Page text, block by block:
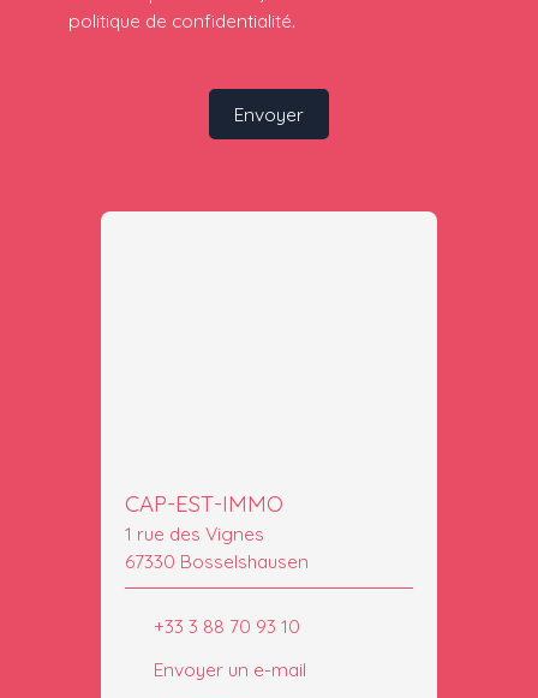
politique de confidentialité.
Envoyer
CAP-EST-IMMO
1 rue des Vignes
67330 Bosselshausen
+33 3 88 70 93 10
Envoyer un e-mail